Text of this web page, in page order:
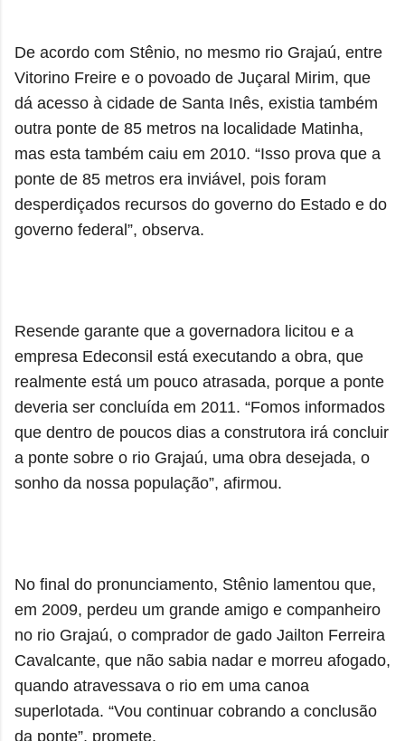
De acordo com Stênio, no mesmo rio Grajaú, entre
Vitorino Freire e o povoado de Juçaral Mirim, que
dá acesso à cidade de Santa Inês, existia também
outra ponte de 85 metros na localidade Matinha,
mas esta também caiu em 2010. “Isso prova que a
ponte de 85 metros era inviável, pois foram
desperdiçados recursos do governo do Estado e do
governo federal”, observa.
Resende garante que a governadora licitou e a
empresa Edeconsil está executando a obra, que
realmente está um pouco atrasada, porque a ponte
deveria ser concluída em 2011. “Fomos informados
que dentro de poucos dias a construtora irá concluir
a ponte sobre o rio Grajaú, uma obra desejada, o
sonho da nossa população”, afirmou.
No final do pronunciamento, Stênio lamentou que,
em 2009, perdeu um grande amigo e companheiro
no rio Grajaú, o comprador de gado Jailton Ferreira
Cavalcante, que não sabia nadar e morreu afogado,
quando atravessava o rio em uma canoa
superlotada. “Vou continuar cobrando a conclusão
da ponte”, promete.